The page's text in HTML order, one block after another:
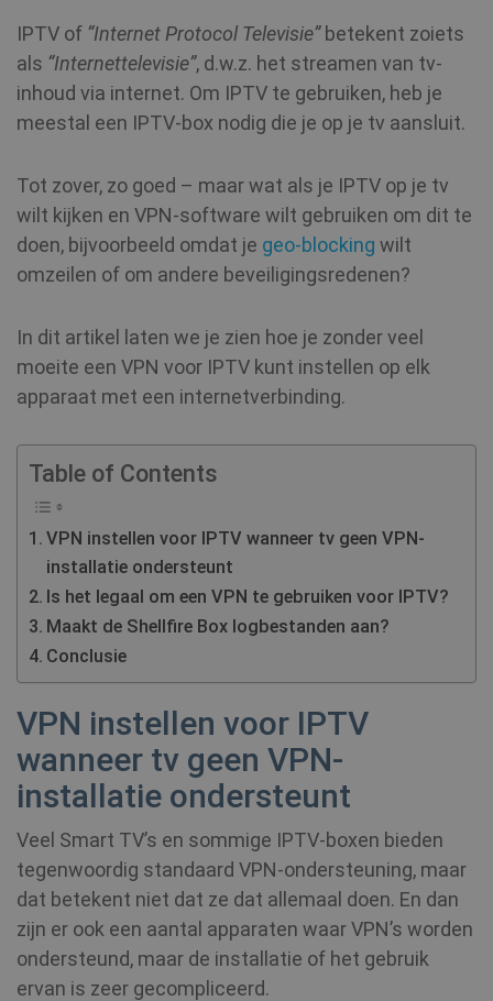
IPTV of “Internet Protocol Televisie”betekent zoiets
als “Internettelevisie”, d.w.z. het streamen van tv-
inhoud via internet. Om IPTV te gebruiken, heb je
meestal een IPTV-box nodig die je op je tv aansluit.
Tot zover, zo goed – maar wat als je IPTV op je tv
wilt kijken en VPN-software wilt gebruiken om dit te
doen, bijvoorbeeld omdat je geo-blocking wilt
omzeilen of om andere beveiligingsredenen?
In dit artikel laten we je zien hoe je zonder veel
moeite een VPN voor IPTV kunt instellen op elk
apparaat met een internetverbinding.
Table of Contents
VPN instellen voor IPTV wanneer tv geen VPN-
installatie ondersteunt
Is het legaal om een VPN te gebruiken voor IPTV?
Maakt de Shellfire Box logbestanden aan?
Conclusie
VPN instellen voor IPTV
wanneer tv geen VPN-
installatie ondersteunt
Veel Smart TV’s en sommige IPTV-boxen bieden
tegenwoordig standaard VPN-ondersteuning, maar
dat betekent niet dat ze dat allemaal doen. En dan
zijn er ook een aantal apparaten waar VPN’s worden
ondersteund, maar de installatie of het gebruik
ervan is zeer gecompliceerd.